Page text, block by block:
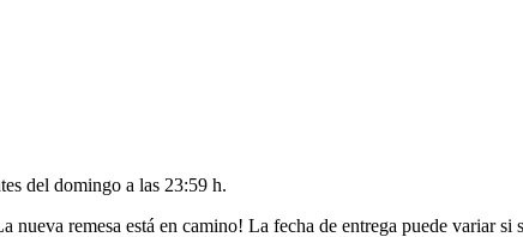
del domingo a las 23:59 h.
nueva remesa está en camino! La fecha de entrega puede variar si